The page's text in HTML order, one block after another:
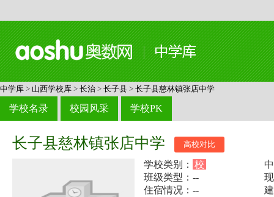
中学库 > 山西学校库 > 长治 > 长子县 > 长子县慈林镇张店中学
学校名录 校园风采 学校PK
长子县慈林镇张店中学 高校对比
学校类别： 校
班级类型：--
住宿情况：--